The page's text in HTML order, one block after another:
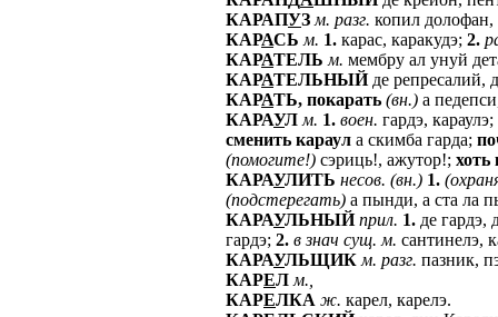
КАРАПУЗ м. разг. копил долофан,
КАРАСЬ м. 1. карас, каракудэ; 2.
КАРАТЕЛЬ м. мембру ал унуй
КАРАТЕЛЬНЫЙде репресалий,
КАРАТЬ, покарать (вн.) а
КАРАУЛ м. 1. воен. гардэ, караулэ;
сменить караул а скимба гарда;
(помогите!) сэриць!, ажутор!; хоть
КАРАУЛИТЬ несов. (вн.) 1.
(подстерегать) а пынди, а ста ла
КАРАУЛЬНЫЙ прил. 1. де гардэ,
гардэ; 2. в знач сущ. м. сантинелэ,
КАРАУЛЬЩИК м. разг. пазник,
КАРЕЛ м.,
КАРЕЛКА ж. карел, карелэ.